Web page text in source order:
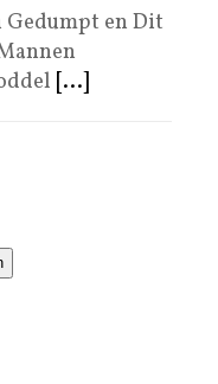
Gedumpt en Dit
[...]